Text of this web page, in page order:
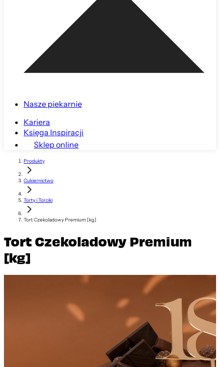
Nasze piekarnie
Kariera
Księga Inspiracji
Sklep online
Produkty
Cukiernictwo
Torty i Torciki
Tort Czekoladowy Premium [kg]
Tort Czekoladowy Premium
[kg]